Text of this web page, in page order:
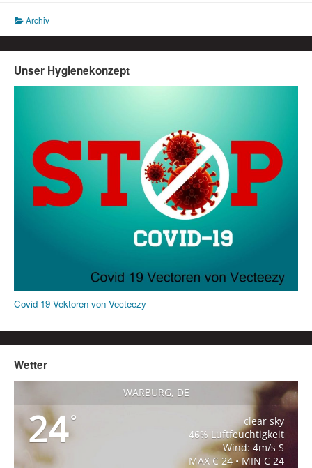
am
02.10.11
den
SV
II
beim
TuS
Willebadessen
II
Archiv
Unser Hygienekonzept
Covid 19 Vektoren von Vecteezy
Wetter
WARBURG, DE
24°
clear sky
46% Luftfeuchtigkeit
Wind: 4m/s S
MAX C 24 • MIN C 24